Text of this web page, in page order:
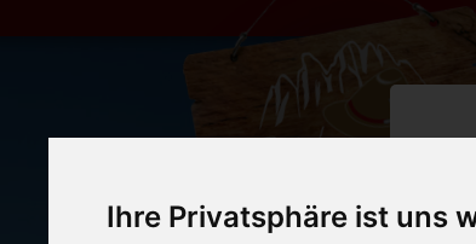
Ihre Privatsphäre ist uns